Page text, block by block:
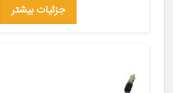
جزئیات بیشتر